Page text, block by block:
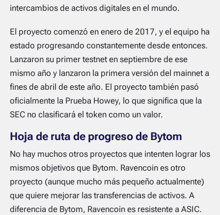
intercambios de activos digitales en el mundo.
El proyecto comenzó en enero de 2017, y el equipo ha
estado progresando constantemente desde entonces.
Lanzaron su primer testnet en septiembre de ese
mismo año y lanzaron la primera versión del mainnet a
fines de abril de este año. El proyecto también pasó
oficialmente la Prueba Howey, lo que significa que la
SEC no clasificará el token como un valor.
Hoja de ruta de progreso de Bytom
No hay muchos otros proyectos que intenten lograr los
mismos objetivos que Bytom. Ravencoin es otro
proyecto (aunque mucho más pequeño actualmente)
que quiere mejorar las transferencias de activos. A
diferencia de Bytom, Ravencoin es resistente a ASIC.